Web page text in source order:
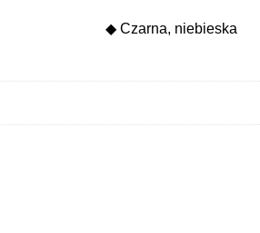
◆ Czarna, niebieska